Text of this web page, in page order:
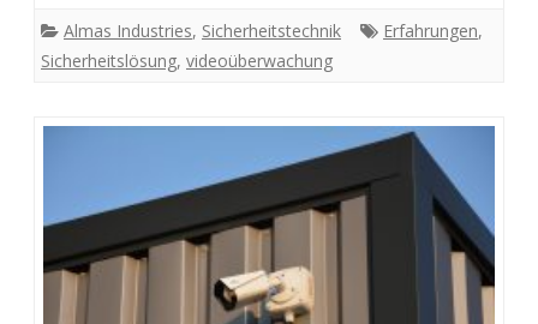
Almas Industries, Sicherheitstechnik Erfahrungen,
Sicherheitslösung, videoüberwachung